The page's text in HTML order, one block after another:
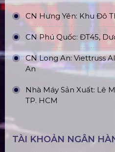
CN Hưng Yên: Khu Đô
CN Phú Quốc: ĐT45,
CN Long An: Viettruss
An
Nhà Máy Sản Xuất: Lê
TP. HCM
TÀI KHOẢN NGÂN